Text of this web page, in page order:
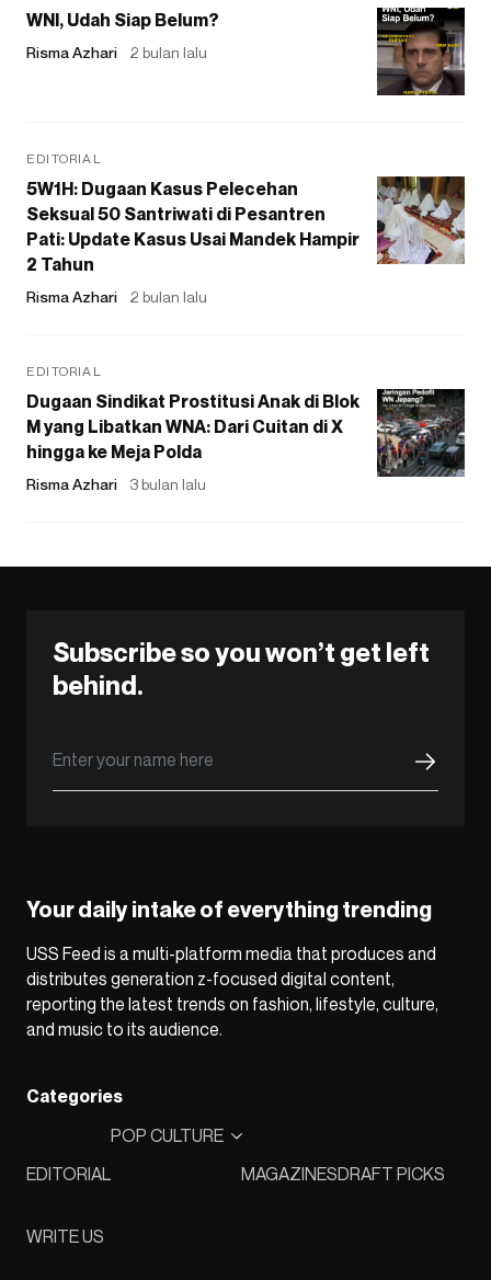
WNI, Udah Siap Belum?
Risma Azhari 2 bulan lalu
EDITORIAL
5W1H: Dugaan Kasus Pelecehan
Seksual 50 Santriwati di Pesantren
Pati: Update Kasus Usai Mandek Hampir
2 Tahun
Risma Azhari 2 bulan lalu
EDITORIAL
Dugaan Sindikat Prostitusi Anak di Blok
M yang Libatkan WNA: Dari Cuitan di X
hingga ke Meja Polda
Risma Azhari 3 bulan lalu
Subscribe so you won’t get left
behind.
Your daily intake of everything trending
USS Feed is a multi-platform media that produces and
distributes generation z-focused digital content,
reporting the latest trends on fashion, lifestyle, culture,
and music to its audience.
Categories
EDITORIAL
POP CULTURE
MAGAZINESDRAFT PICKS
WRITE US